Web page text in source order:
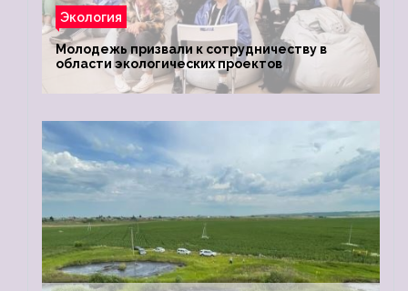
Экология
Молодежь призвали к сотрудничеству в
области экологических проектов